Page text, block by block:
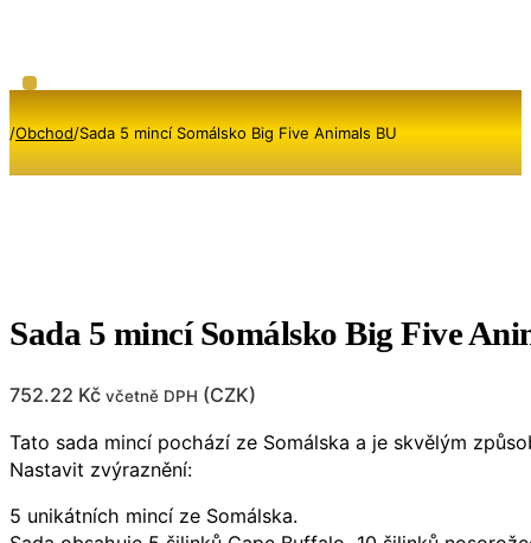
/Obchod/Sada 5 mincí Somálsko Big Five Animals BU
Sada 5 mincí Somálsko Big Five
752.22 Kč včetně DPH (CZK)
Tato sada mincí pochází ze Somálska a je skvělým
Nastavit zvýraznění:
5 unikátních mincí ze Somálska.